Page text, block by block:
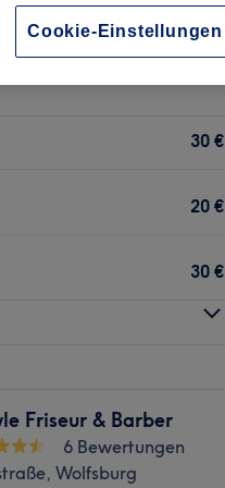
30 €
20 €
30 €
Friseur & Barber
6 Bewertungen
Wolfsburg
Cookie-Einstellungen